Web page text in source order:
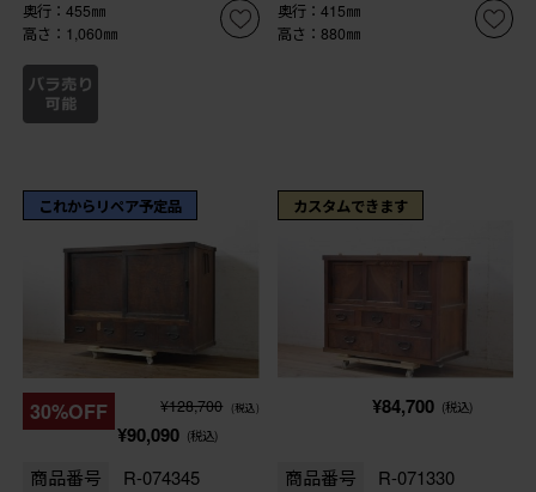
奥行：455㎜
高さ：1,060㎜
奥行：415㎜
高さ：880㎜
これからリペア予定品
30%OFF ¥128,700 (税込)
¥90,090 (税込)
商品番号 R-074345
カスタムできます
¥84,700 (税込)
商品番号 R-071330